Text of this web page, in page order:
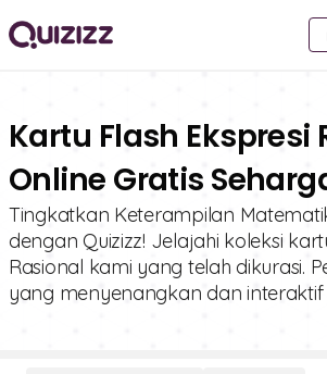
Kartu Flash Ekspresi
Online Gratis
Tingkatkan Keterampilan
dengan Quizizz! Jelajahi koleksi
Rasional kami yang telah dikurasi.
yang menyenangkan dan